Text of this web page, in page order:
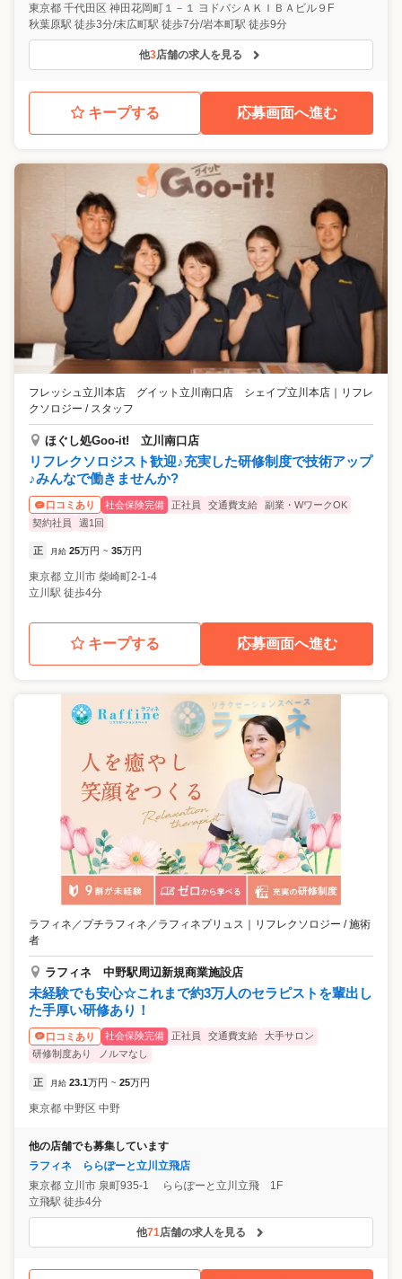
東京都 千代田区 神田花岡町１－１ ヨドバシＡＫＩＢＡビル９F
秋葉原駅 徒歩3分/末広町駅 徒歩7分/岩本町駅 徒歩9分
他3店舗の求人を見る
キープする 応募画面へ進む
フレッシュ立川本店 グイット立川南口店 シェイプ立川本店
リフレ
クソロジー / スタッフ
ほぐし処Goo-it! 立川南口店
リフレクソロジスト歓迎♪充実した研修制度で技術アップ
♪みんなで働きませんか?
口コミあり 社会保険完備 正社員 交通費支給
副業・WワークOK
契約社員
週1回
正 月給 25万円 ~ 35万円
東京都 立川市 柴崎町2-1-4
立川駅 徒歩4分
キープする 応募画面へ進む
ラフィネ／プチラフィネ／ラフィネプリュス ｜ リフレクソロジー / 施術
者
ラフィネ 中野駅周辺新規商業施設店
未経験でも安心☆これまで約3万人のセラピストを輩出し
た手厚い研修あり！
口コミあり 社会保険完備 正社員 交通費支給
大手サロン
研修制度あり
ノルマなし
正 月給 23.1万円 ~ 25万円
東京都 中野区 中野
他の店舗でも募集しています
ラフィネ ららぽーと立川立飛店
東京都 立川市 泉町935-1 ららぽーと立川立飛 1F
立飛駅 徒歩4分
他71店舗の求人を見る